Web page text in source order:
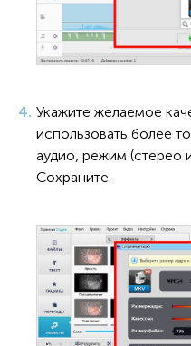
Укажите желаемое
использовать более
аудио, режим (стерео
Сохраните.